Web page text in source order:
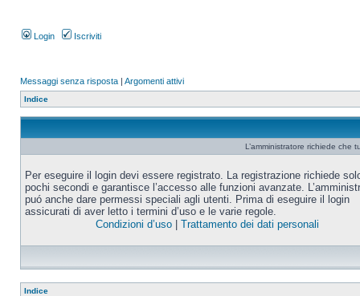
Login Iscriviti
Messaggi senza risposta | Argomenti attivi
Indice
L’amministratore richiede che
Per eseguire il login devi essere registrato. La registrazione richiede
pochi secondi e garantisce l’accesso alle funzioni avanzate.
puó anche dare permessi speciali agli utenti. Prima di eseguire il login
assicurati di aver letto i termini d’uso e le varie regole.
Condizioni d’uso| Trattamento dei dati personali
Indice